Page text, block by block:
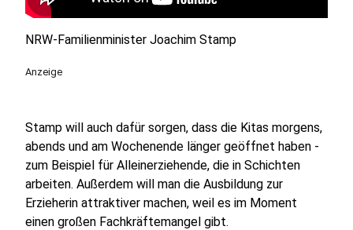
NRW-Familienminister Joachim Stamp
Anzeige
Stamp will auch dafür sorgen, dass die Kitas morgens,
abends und am Wochenende länger geöffnet haben -
zum Beispiel für Alleinerziehende, die in Schichten
arbeiten. Außerdem will man die Ausbildung zur
Erzieherin attraktiver machen, weil es im Moment
einen großen Fachkräftemangel gibt.